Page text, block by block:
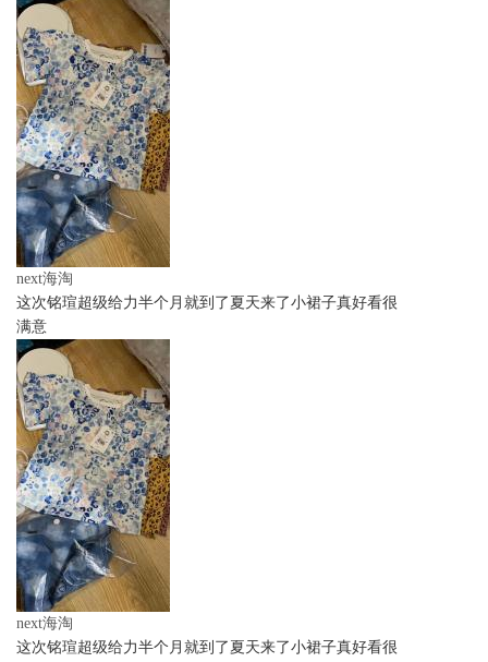
next海淘
这次铭瑄超级给力半个月就到了夏天来了小裙子真好看很
满意
next海淘
这次铭瑄超级给力半个月就到了夏天来了小裙子真好看很